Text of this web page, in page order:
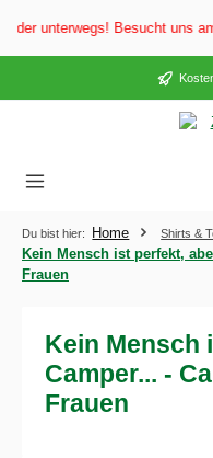
springen
unterwegs! Besucht uns am
Du bist hier: Home Shirts &
Kein Mensch ist perfekt,
Frauen
Kein Mensch
Camper... -
Frauen